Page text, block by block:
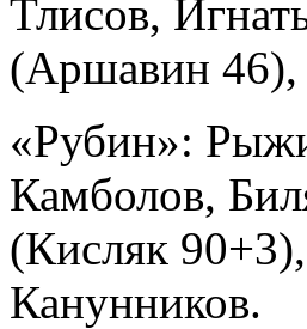
Тлисов,
(Аршавин 46),
«Рубин»:
Камболов,
(Кисляк
Канунников.